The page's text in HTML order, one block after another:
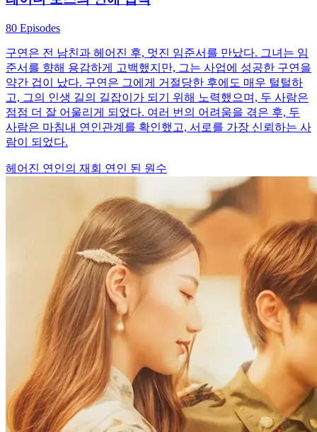
80 Episodes
구연은 전 남친과 헤어진 후, 멋진 임준서를 만났다. 그녀는 임
준서를 향해 용감하게 고백했지만, 그는 사업에 성공한 구연을
약간 겁이 났다. 구연은 그에게 거절당한 후에도 매우 털털하
고, 그의 인생 길의 길잡이가 되기 위해 노력했으며, 두 사람은
점점 더 잘 어울리게 되었다. 여러 번의 어려움을 겪은 후, 두
사람은 마침내 연인관계를 확인했고, 서로를 가장 신뢰하는 사
람이 되었다.
헤어진 연인의 재회 연인 된 원수